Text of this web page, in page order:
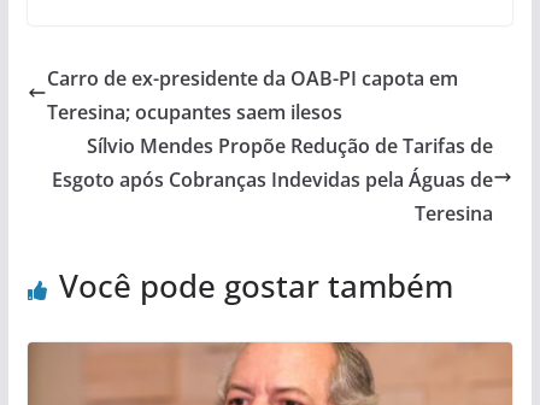
Carro de ex-presidente da OAB-PI capota em
Teresina; ocupantes saem ilesos
Sílvio Mendes Propõe Redução de Tarifas de
Esgoto após Cobranças Indevidas pela Águas de
Teresina
Você pode gostar também